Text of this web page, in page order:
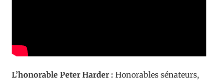
L’honorable Peter Harder : Honorables sénateurs,